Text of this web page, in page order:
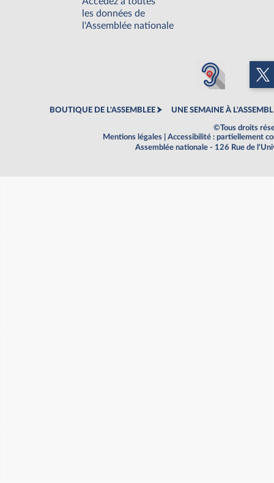
les données de
l'Assemblée nationale
BOUTIQUE DE L'ASSEMBLEE UNE SEMAINE À
©Tous droits
Mentions légales
Accessibilité : partiellement
Assemblée nationale - 126 Rue de